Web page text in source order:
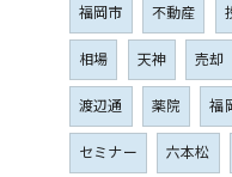
福岡市 不動産
相場
天神 売却
渡辺通
薬院 福
セミナー
六本松